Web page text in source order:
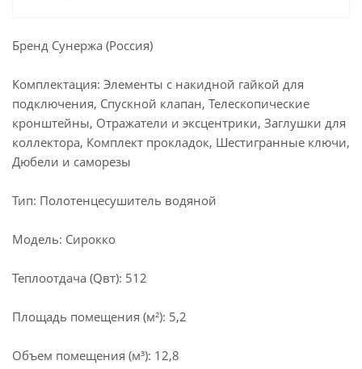
Бренд Сунержа (Россия)
Комплектация: Элементы с накидной гайкой для
подключения, Спускной клапан, Телескопические
кронштейны, Отражатели и эксцентрики, Заглушки для
коллектора, Комплект прокладок, Шестигранные ключи,
Дюбели и саморезы
Тип: Полотенцесушитель водяной
Модель: Сирокко
Теплоотдача (Qвт): 512
Площадь помещения (м²): 5,2
Объем помещения (м³): 12,8